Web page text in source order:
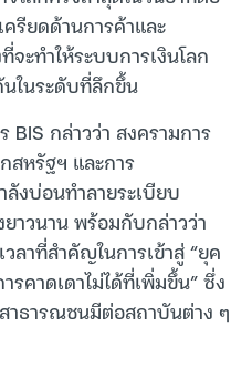
รียดด้านการค้าและ
ะทำให้ระบบการเงินโลก
ในระดับที่ลึกขึ้น
กล่าวว่า สงครามการ
สหรัฐฯ และการ
งบ่อนทำลายระเบียบ
าวนาน พร้อมกับกล่าวว่า
ลาที่สำคัญในการเข้าสู่ “ยุค
คาดเดาไม่ได้ที่เพิ่มขึ้น” ซึ่ง
าธารณชนมีต่อสถาบันต่าง ๆ